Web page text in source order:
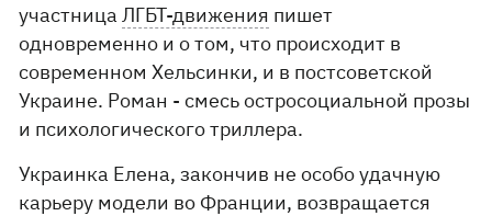
участницаЛГБТ-движения пишет
одновременно и о том, что происходит в
современном Хельсинки, и в постсоветской
Украине. Роман - смесь остросоциальной прозы
и психологического триллера.
Украинка Елена, закончив не особо удачную
карьеру модели во Франции, возвращается